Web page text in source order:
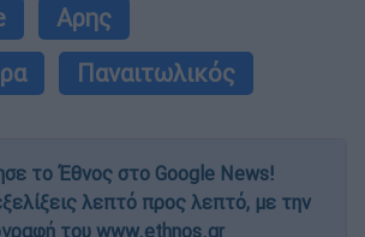
Αρης
Παναιτωλικός
το Έθνος στο Google News!
λεπτό προς λεπτό, με την
του www.ethnos.gr